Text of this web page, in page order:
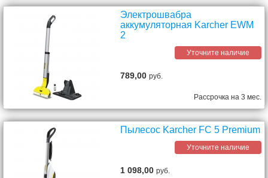
Электрошвабра
аккумуляторная Karcher EWM
2
Уточните наличие
789,00руб.
Рассрочка на 3 мес.
Пылесос Karcher FC 5 Premium
Уточните наличие
1 098,00руб.